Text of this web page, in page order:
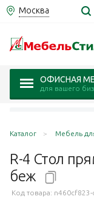
Москва
ОФИСНАЯ
для вашего
Каталог Мебель
R-4 Стол
беж
Код товара: n460cf823-